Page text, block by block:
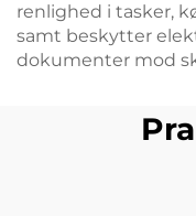
renlighed i tasker,
samt beskytter
dokumenter mod